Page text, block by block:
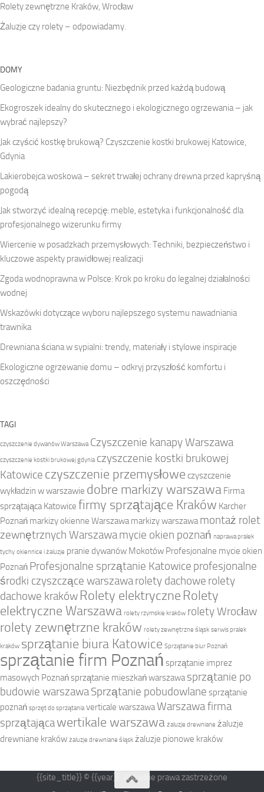
Rolety zewnętrzne Kraków, Wrocław
Żaluzje czy rolety – odpowiadamy.
DOMY
Geologiczne badania gruntu: Niezbędnik przed każdą budową
Ekogroszek idealny do skutecznego i ekologicznego ogrzewania – jak
wybrać najlepszy?
Jak czyścić kostkę brukową? Czyszczenie kostki brukowej Katowice,
Gdynia
Lakierobejca woskowa – sekret trwałej ochrany drewna przed kapryśną
pogodą
Jak stworzyć idealną recepcję: meble, estetyka i funkcjonalność dla
profesjonalnego wizerunku firmy
Wiercenie w posadzkach przemysłowych: Techniki, bezpieczeństwo i
kluczowe aspekty prawidłowej realizacji
Zgoda wodnoprawna w Polsce: Krok po kroku do legalnej działalności
wodnej
Wskazówki dotyczące wyboru najlepszego systemu nawadniania
trawnika
Drewniana ściana w sypialni: trendy, materiały i stylowe inspiracje
Ekologiczne ogrzewanie domu – odkryj przyszłość komfortu i
oszczędności
TAGI
czyszczenie dywanów Warszawa Czyszczenie kanapy Warszawa
czyszczenie kostki brukowej gdynia czyszczenie kostki brukowej
Katowice czyszczenie przemysłowe czyszczenie
wykładzin w warszawie dobre markizy warszawa Firma
sprzątająca Katowice firmy sprzątające Kraków Karcher
Poznań markizy okienne Warszawa markizy warszawa montaż rolet
zewnętrznych Warszawamycie okien poznań naprawa pralek
tychy okiennice i żaluzje pranie dywanów Mokotów Profesjonalne mycie okien
Poznań Profesjonalne sprzątanie Katowice profesjonalne
środki czyszczące warszawarolety dachowe rolety
dachowe kraków Rolety elektryczne Rolety
elektryczne Warszawa rolety rzymskie kraków rolety Wrocław
rolety zewnętrzne kraków rolety zewnętrzne śląsk serwis pralek
kraków sprzątanie biura Katowice Sprzątanie biur Poznań
sprzątanie firm Poznań sprzątanie imprez
masowych Poznańsprzątanie mieszkań warszawa sprzątanie po
budowie warszawaSprzątanie pobudowlane sprzątanie
poznań sprzęt do sprzątania verticale warszawaWarszawa firma
sprzątającawertikale warszawa żaluzje drewniane żaluzje
drewniane kraków żaluzje drewniane śląsk żaluzje pionowe kraków
{{site_title}} © {{year}}. Wszelkie prawa zastrzeżone